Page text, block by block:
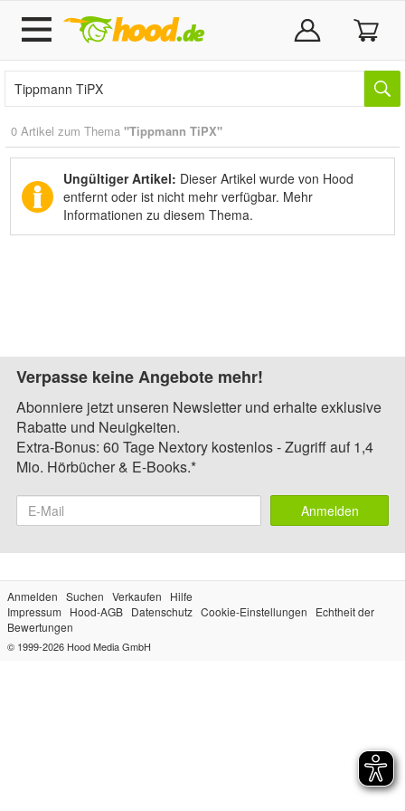
0 Artikel zum Thema "Tippmann TiPX"
Ungültiger Artikel: Dieser Artikel wurde von Hood
entfernt oder ist nicht mehr verfügbar. Mehr
Informationen zu diesem Thema.
Verpasse keine Angebote mehr!
Abonniere jetzt unseren Newsletter und erhalte exklusive
Rabatte und Neuigkeiten.
Extra-Bonus: 60 Tage Nextory kostenlos - Zugriff auf 1,4
Mio. Hörbücher & E-Books.*
Anmelden
Anmelden Suchen Verkaufen
Hilfe
Impressum
Hood-AGB Datenschutz Cookie-Einstellungen
Echtheit der
Bewertungen
© 1999-2026 Hood Media GmbH